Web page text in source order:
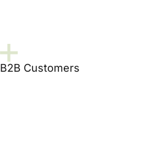
B2B Customers